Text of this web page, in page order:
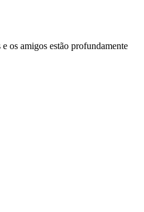
os amigos estão profundamente